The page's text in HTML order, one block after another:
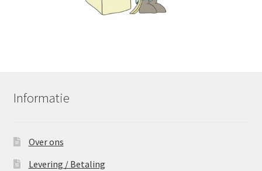
Informatie
Over ons
Levering / Betaling